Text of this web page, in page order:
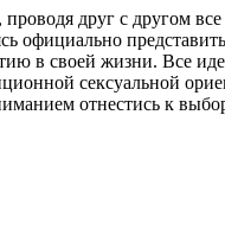
друг с другом
официально
в своей жизни. Все
сексуальной
отнестись к